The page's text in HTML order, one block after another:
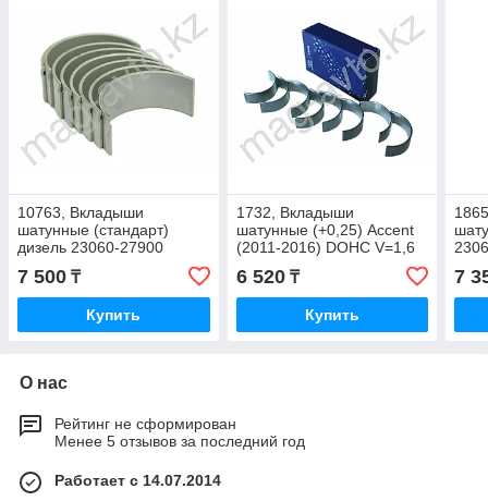
10763, Вкладыши
шатунные (стандарт)
дизель 23060-27900
7 500 ₸
Купить
1732, Вкладыши
шатунные (+0,25) Accent
(2011-2016) DOHC V=1,6
MOBIS 23060-2B911
6 520₸
Купить
7
О нас
Рейтинг не сформирован
Менее 5 отзывов за последний год
Работает с 14.07.2014